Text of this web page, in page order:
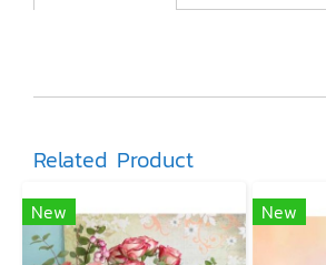
Related Product
New New